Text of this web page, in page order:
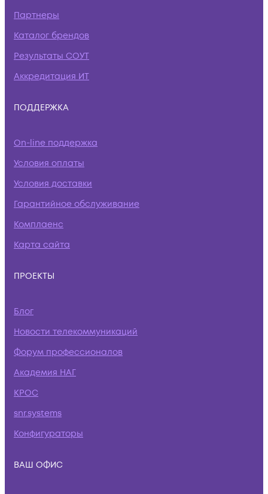
Партнеры
Каталог брендов
Результаты СОУТ
Аккредитация ИТ
ПОДДЕРЖКА
On-line поддержка
Условия оплаты
Условия доставки
Гарантийное обслуживание
Комплаенс
Карта сайта
ПРОЕКТЫ
Блог
Новости телекоммуникаций
Форум профессионалов
Академия НАГ
КРОС
snr.systems
Конфигураторы
ВАШ ОФИС